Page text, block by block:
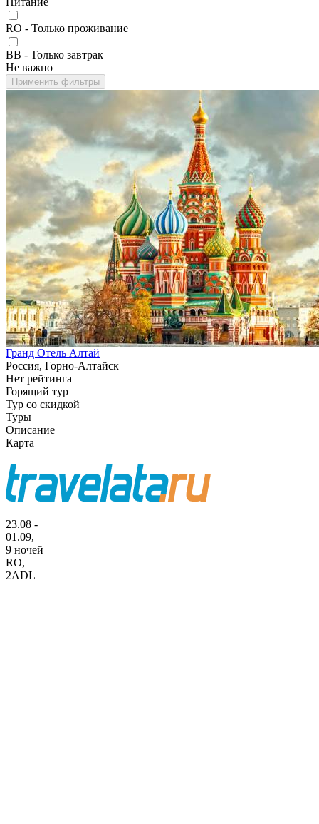
RO - Только проживание
BB - Только завтрак
Не важно
Применить фильтры
Гранд Отель Алтай
Россия, Горно-Алтайск
Нет рейтинга
Горящий тур
Тур со скидкой
Туры
Описание
Карта
23.08 -
01.09,
9 ночей
RO,
2ADL